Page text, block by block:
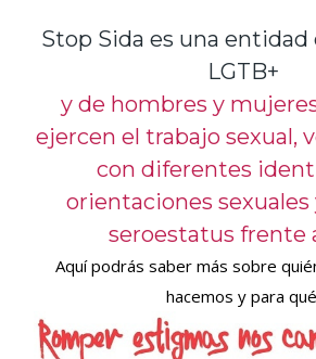
Stop Sida es una
LGTB+
y de hombres y
ejercen el trabajo sexual,
con diferentes
orientaciones sexuales
seroestatus frente
Aquí podrás saber más sobre
hacemos y para